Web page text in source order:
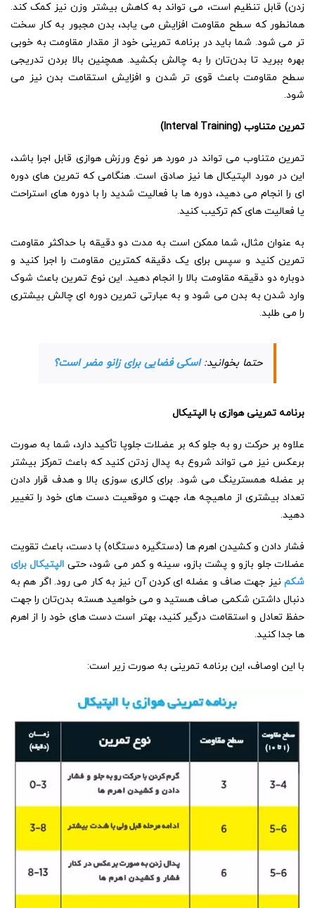
زدن) قابل تنظیم است، می تواند به کاهش بیشتر وزن نیز کمک کند.
همانطور که سطح مقاومت افزایش می یابد، بدن مجبور به کار سخت
تر می شود. شما باید در برنامه تمرینی خود از مقدار مقاومت به خوبی
بهره ببرید تا بدن‌تان را به چالش بکشید. همچنین بالا بردن تدریجی
سطح مقاومت باعث قوی تر شدن و افزایش استقامت بدن نیز می
شود.
تمرین متناوب (Interval Training
)
تمرین متناوب می تواند در مورد هر نوع ورزش هوازی قابل اجرا باشد،
این در مورد الپتیکال ها نیز صادق است. هنگامی که تمرین های دوره
ای را انجام می دهید، دوره ها با فعالیت شدید را با دوره های استراحت
یا فعالیت های کم ترکیب کنید.
به عنوان مثال، شما ممکن است به مدت دو دقیقه با حداکثر مقاومت
تمرین کنید و سپس برای یک دقیقه کمترین مقاومت را اجرا کنید و
دوباره دو دقیقه مقاومت بالا را انجام دهید. این نوع تمرین باعث شوک
وارد شدن به بدن می شود و به عبارتی تمرین دوره ای چالش بیشتری
را می طلبد.
حتما بخوانید:اسکی فضایی برای زانو مضر است؟
برنامه تمرینی هوازی با الپتیکال
علاوه بر حرکت رو به جلو که بر عضلات جلوپا تأکید دارد، شما به صورت
برعکس نیز می تواند شروع به پدال زدتن کنید که باعث تمرکز بیشتر
بر عضله همسترینگ می شود. برای کالری سوزی بالا و هدف قرار دادن
تعداد بیشتری از ماهیچه ها، جهت و موقعیت دست های خود را تغییر
دهید.
فشار دادن و کشیدن اهرم ها (دستگیره دستگاه) با دست، باعث تقویت
عضلات جلو بازو و پشت بازو، سینه و کمر می شود، حتی الپتیکال برای
شکم نیز جهت صاف و عضله ای کردن آن نیز به کار می رود. اگر هم به
دنبال داشتن شکمی صاف هستید و می خواهید هسته بدن‌تان را جهت
حفظ تعادل و استقامت درگیر کنید، بهتر است دست های خود را از اهرم
ها جدا کنید.
با این اوصاف، این برنامه تمرینی به صورت زیر است: